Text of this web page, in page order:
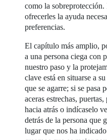
como la
ofrecerles la ayuda
preferencias.
El capítulo más amplio,
a una persona ciega con
nuestro paso y la
clave está en situarse a
que se agarre; si se pasa
aceras estrechas,
hacia atrás o indícaselo
detrás de la persona que
lugar que nos ha